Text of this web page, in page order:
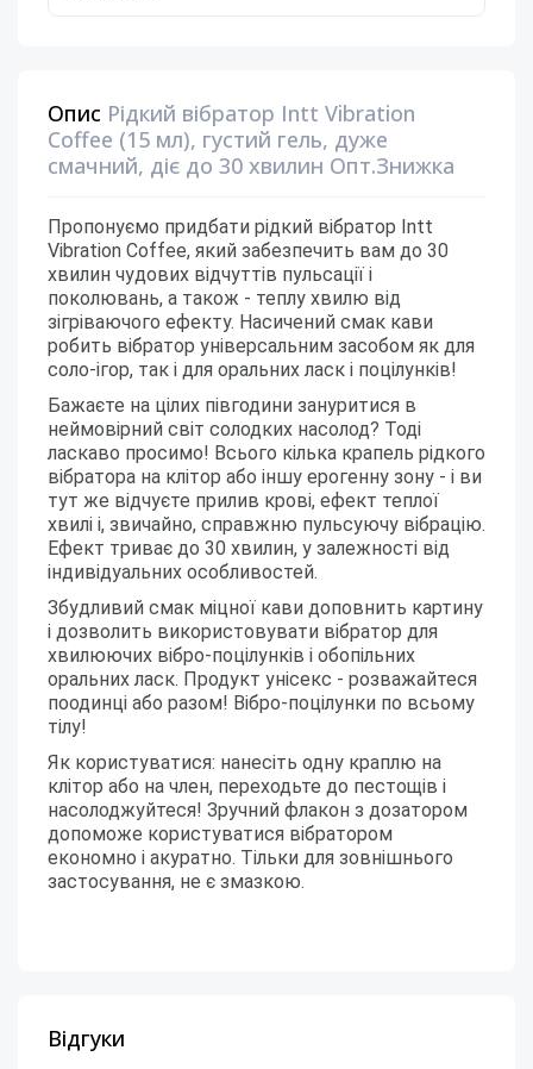
Опис Рідкий вібратор Intt Vibration
Coffee (15 мл), густий гель, дуже
смачний, діє до 30 хвилин Опт.Знижка
Пропонуємо придбати рідкий вібратор Intt
Vibration Coffee, який забезпечить вам до 30
хвилин чудових відчуттів пульсації і
поколювань, а також - теплу хвилю від
зігріваючого ефекту. Насичений смак кави
робить вібратор універсальним засобом як для
соло-ігор, так і для оральних ласк і поцілунків!
Бажаєте на цілих півгодини зануритися в
неймовірний світ солодких насолод? Тоді
ласкаво просимо! Всього кілька крапель рідкого
вібратора на клітор або іншу ерогенну зону - і ви
тут же відчуєте прилив крові, ефект теплої
хвилі і, звичайно, справжню пульсуючу вібрацію.
Ефект триває до 30 хвилин, у залежності від
індивідуальних особливостей.
Збудливий смак міцної кави доповнить картину
і дозволить використовувати вібратор для
хвилюючих вібро-поцілунків і обопільних
оральних ласк. Продукт унісекс - розважайтеся
поодинці або разом! Вібро-поцілунки по всьому
тілу!
Як користуватися: нанесіть одну краплю на
клітор або на член, переходьте до пестощів і
насолоджуйтеся! Зручний флакон з дозатором
допоможе користуватися вібратором
економно і акуратно. Тільки для зовнішнього
застосування, не є змазкою.
Відгуки